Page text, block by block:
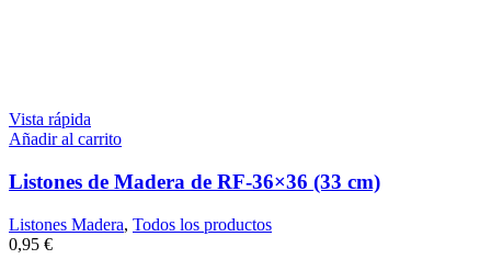
Vista rápida
Añadir al carrito
Listones de Madera de RF-36×36 (33 cm)
Listones Madera, Todos los productos
0,95 €